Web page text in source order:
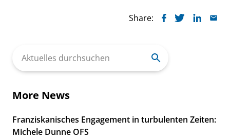
Share:
for:
More News
Franziskanisches Engagement in turbulenten Zeiten:
Michele Dunne OFS